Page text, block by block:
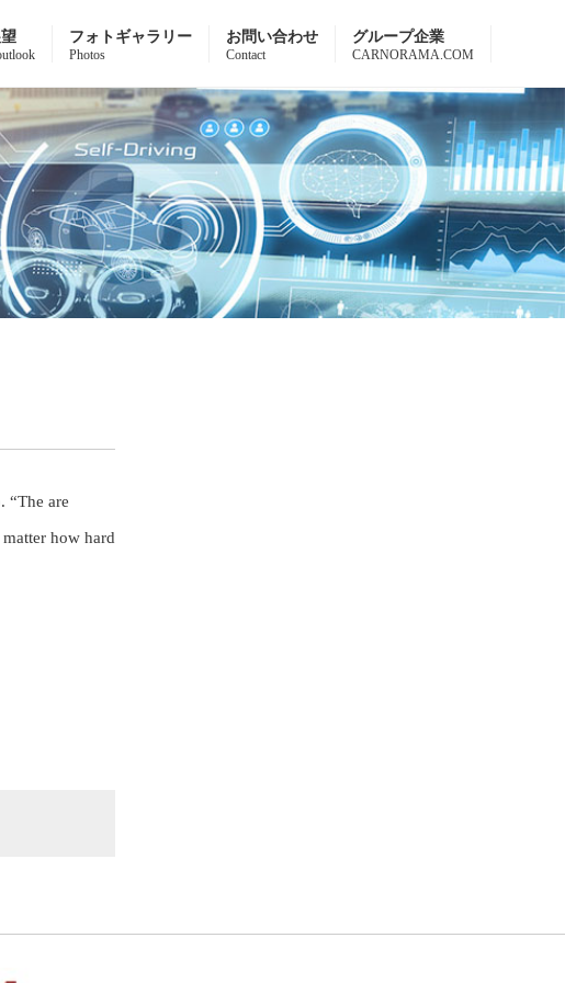
フォトギャラリー
Photos
お問い合わせ
Contact
グループ企業
CARNORAMA.COM
“The are
how hard